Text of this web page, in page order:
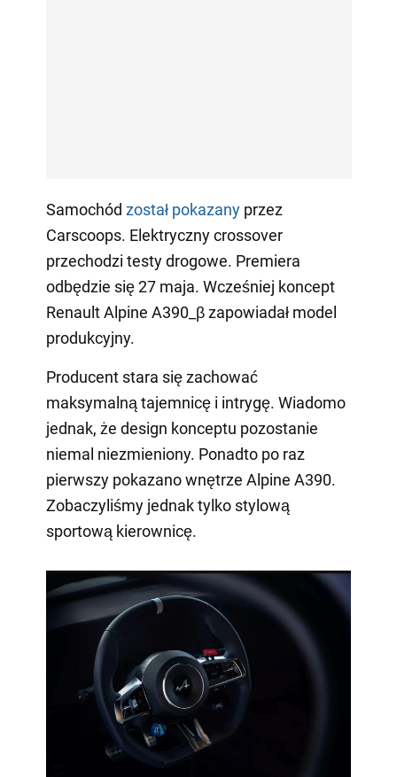
Samochód został pokazanyprzez
Carscoops. Elektryczny crossover
przechodzi testy drogowe. Premiera
odbędzie się 27 maja. Wcześniej koncept
Renault Alpine A390_β zapowiadał model
produkcyjny.
Producent stara się zachować
maksymalną tajemnicę i intrygę. Wiadomo
jednak, że design konceptu pozostanie
niemal niezmieniony. Ponadto po raz
pierwszy pokazano wnętrze Alpine A390.
Zobaczyliśmy jednak tylko stylową
sportową kierownicę.